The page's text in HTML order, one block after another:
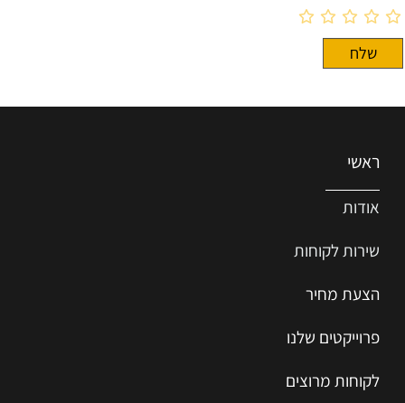
ראשי
אודות
שירות לקוחות
הצעת מחיר
פרוייקטים שלנו
לקוחות מרוצים